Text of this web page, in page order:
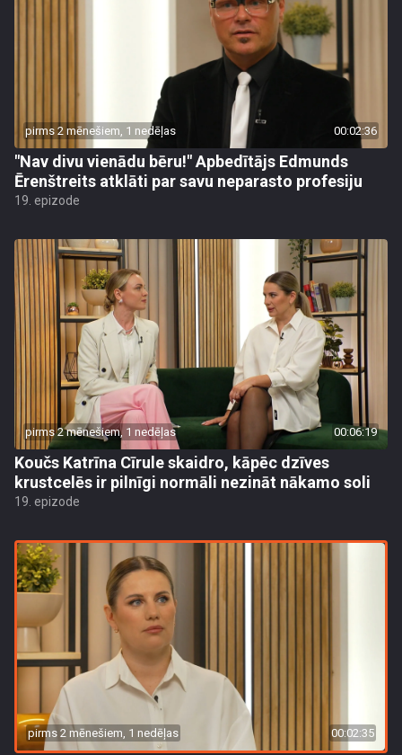
pirms 2 mēnešiem, 1 nedēļas 00:02:36
"Nav divu vienādu bēru!" Apbedītājs Edmunds
Ērenštreits atklāti par savu neparasto profesiju
19. epizode
pirms 2 mēnešiem, 1 nedēļas 00:06:19
Koučs Katrīna Cīrule skaidro, kāpēc dzīves
krustcelēs ir pilnīgi normāli nezināt nākamo soli
19. epizode
pirms 2 mēnešiem, 1 nedēļas 00:02:35